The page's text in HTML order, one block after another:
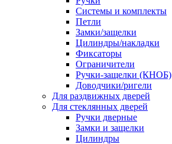
Системы и комплекты
Петли
Замки/защелки
Цилиндры/накладки
Фиксаторы
Ограничители
Ручки-защелки (КНОБ)
Доводчики/ригели
Для раздвижных дверей
Для стеклянных дверей
Ручки дверные
Замки и защелки
Цилиндры